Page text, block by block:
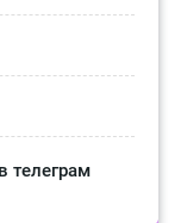
телеграм